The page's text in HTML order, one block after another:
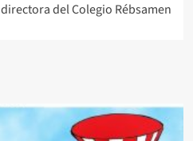
directora del Colegio Rébsamen